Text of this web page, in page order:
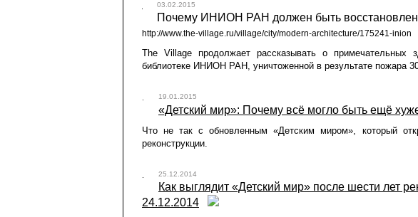
03.02.2015
Почему ИНИОН РАН должен быть восстановлен
http://www.the-village.ru/village/city/modern-architecture/175241-inion
The Village продолжает рассказывать о
библиотеке ИНИОН РАН, уничтоженной в результате пожара
19.01.2015
«Детский мир»: Почему всё могло быть ещё
Что не так с обновленным «Детским миром», который
реконструкции.
25.12.2014
Как выглядит «Детский мир» после шести лет
24.12.2014